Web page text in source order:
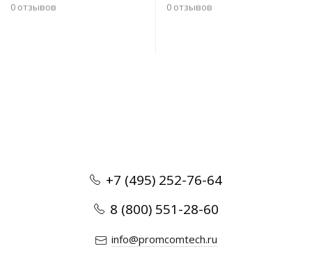
0 отзывов
0 отзывов
+7 (495) 252-76-64
8 (800) 551-28-60
info@promcomtech.ru